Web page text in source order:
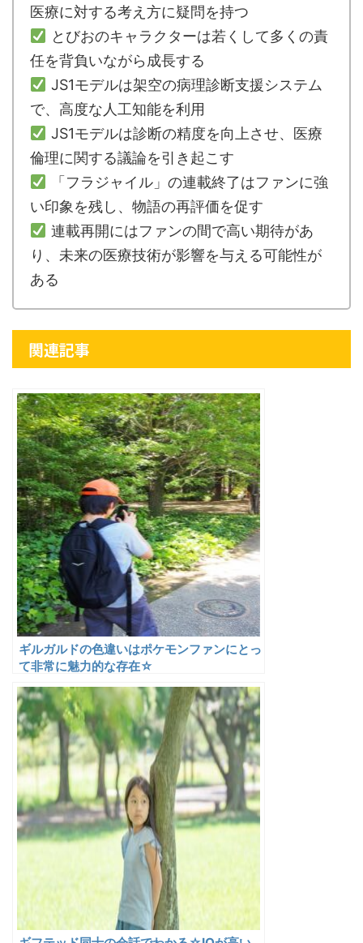
医療に対する考え方に疑問を持つ
とびおのキャラクターは若くして多くの責
任を背負いながら成長する
JS1モデルは架空の病理診断支援システム
で、高度な人工知能を利用
JS1モデルは診断の精度を向上させ、医療
倫理に関する議論を引き起こす
「フラジャイル」の連載終了はファンに強
い印象を残し、物語の再評価を促す
連載再開にはファンの間で高い期待があ
り、未来の医療技術が影響を与える可能性が
ある
関連記事
ギルガルドの色違いはポケモンファンにとっ
て非常に魅力的な存在☆